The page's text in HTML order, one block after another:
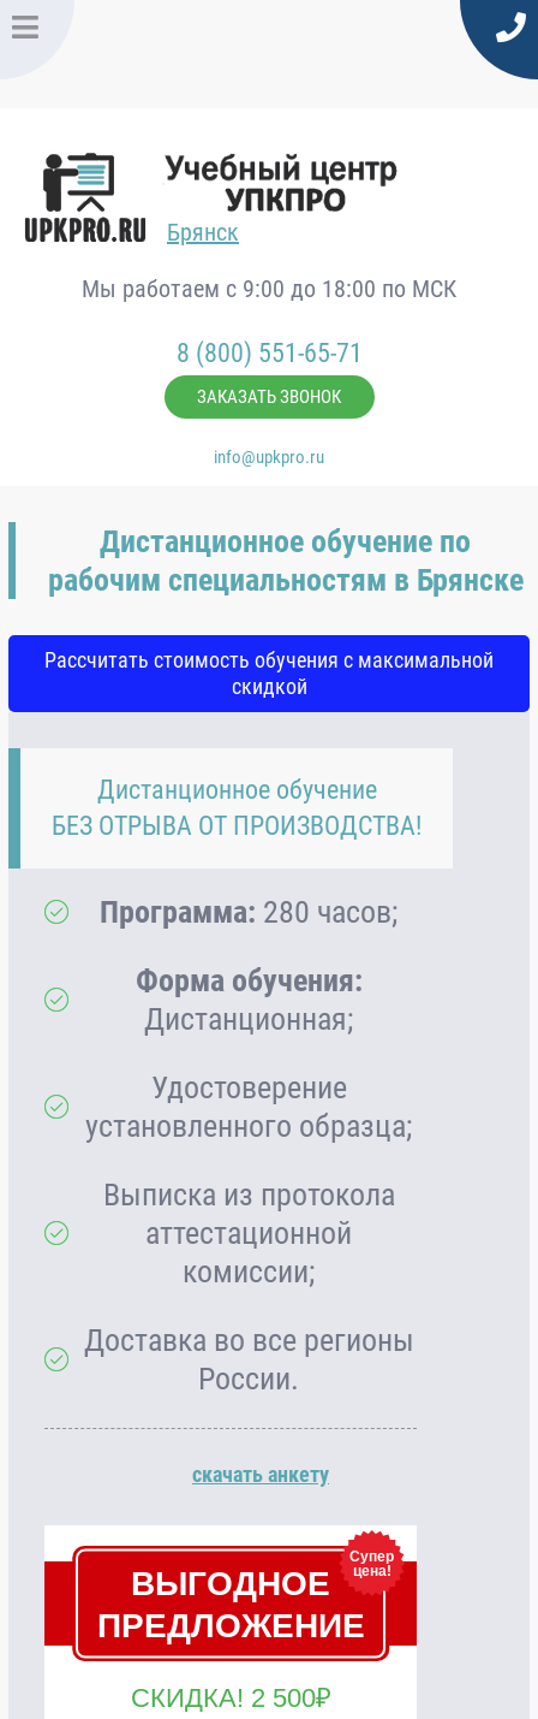
Брянск
Мы работаем с 9:00 до 18:00 по МСК
8 (800) 551-65-71
ЗАКАЗАТЬ ЗВОНОК
info@upkpro.ru
Дистанционное обучение по
рабочим специальностям в Брянске
Рассчитать стоимость обучения с максимальной
скидкой
Дистанционное обучение
БЕЗ ОТРЫВА ОТ ПРОИЗВОДСТВА!
Программа: 280 часов;
Форма обучения:
Дистанционная;
Удостоверение
установленного образца;
Выписка из протокола
аттестационной
комиссии;
Доставка во все регионы
России.
скачать анкету
Супер
цена!
ВЫГОДНОЕ
ПРЕДЛОЖЕНИЕ
СКИДКА! 2 500₽